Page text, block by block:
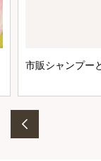
市販シャンプー